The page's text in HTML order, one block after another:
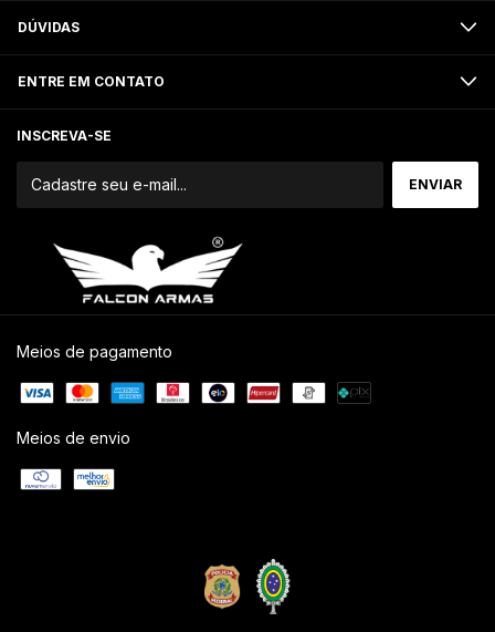
DÚVIDAS
ENTRE EM CONTATO
INSCREVA-SE
Meios de pagamento
Meios de envio